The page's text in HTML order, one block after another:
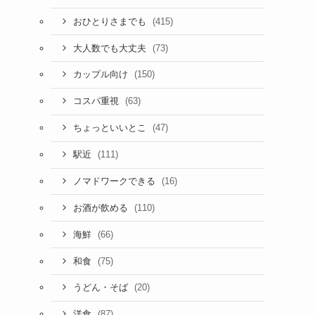
おひとりさまでも (415)
大人数でも大丈夫 (73)
カップル向け (150)
コスパ重視 (63)
ちょっといいとこ (47)
駅近 (111)
ノマドワークできる (16)
お酒が飲める (110)
海鮮 (66)
和食 (75)
うどん・そば (20)